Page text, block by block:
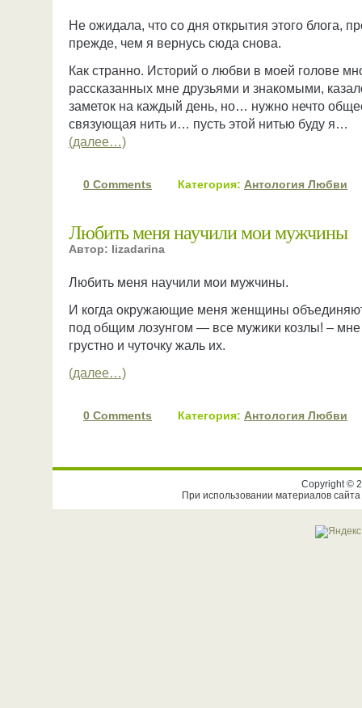
Не ожидала, что со дня открытия этого блога,
прежде, чем я вернусь сюда снова.
Как странно. Историй о любви в моей голове
рассказанных мне друзьями и знакомыми,
заметок на каждый день, но… нужно нечто
связующая нить и… пусть этой нитью буду я…
(далее…)
0 Comments Категория: Антология Любви
Любить меня научили мои мужчины
Автор: lizadarina
Любить меня научили мои мужчины.
И когда окружающие меня женщины
под общим лозунгом — все мужики козлы! – мне
грустно и чуточку жаль их.
(далее…)
0 Comments Категория: Антология Любви
Copyright ©
При использовании материалов